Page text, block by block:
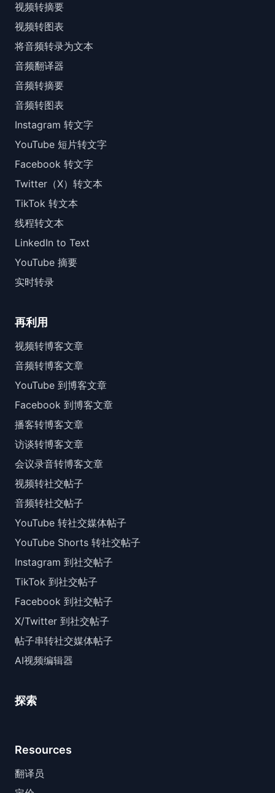
视频转摘要
视频转图表
将音频转录为文本
音频翻译器
音频转摘要
音频转图表
Instagram 转文字
YouTube 短片转文字
Facebook 转文字
Twitter（X）转文本
TikTok 转文本
线程转文本
LinkedIn to Text
YouTube 摘要
实时转录
再利用
视频转博客文章
音频转博客文章
YouTube 到博客文章
Facebook 到博客文章
播客转博客文章
访谈转博客文章
会议录音转博客文章
视频转社交帖子
音频转社交帖子
YouTube 转社交媒体帖子
YouTube Shorts 转社交帖子
Instagram 到社交帖子
TikTok 到社交帖子
Facebook 到社交帖子
X/Twitter 到社交帖子
帖子串转社交媒体帖子
AI视频编辑器
探索
Resources
翻译员